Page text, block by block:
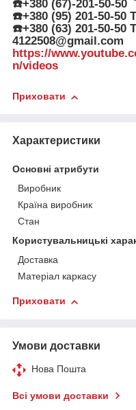
☎️+380 (67)-201-50-50
☎️+380 (95) 201-50-50
☎️+380 (63) 201-50-50
4122508@gmail.com
https://
n/videos
Приховати
Характеристики
Основні атрибути
Виробник
Країна виробник
Стан
Користувальницькі
Доставка
Матеріал каркасу
Приховати
Умови доставки
Нова Пошта
Всі умови доставки